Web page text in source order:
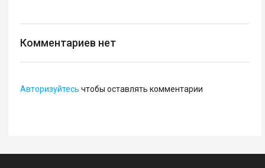
Комментариев нет
Авторизуйтесь чтобы оставлять комментарии